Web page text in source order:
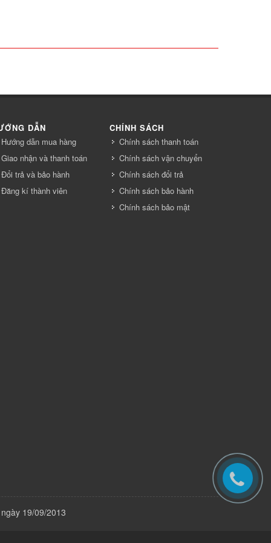
DẪN
Hướng dẫn mua hàng
Giao nhận và thanh toán
Đổi trả và bảo hành
Đăng kí thành viên
CHÍNH SÁCH
Chính sách thanh toán
Chính sách vận chuyển
Chính sách đổi trả
Chính sách bảo hành
Chính sách bảo mật
19/09/2013